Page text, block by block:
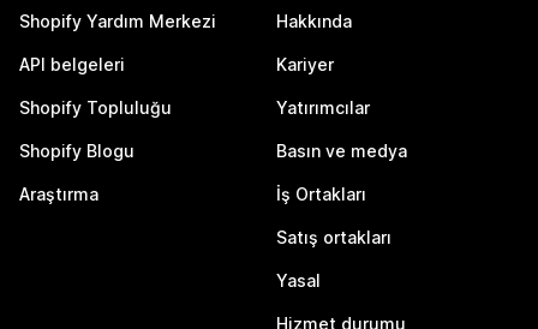
Shopify Yardım Merkezi
API belgeleri
Shopify Topluluğu
Shopify Blogu
Araştırma
Hakkında
Kariyer
Yatırımcılar
Basın ve medya
İş Ortakları
Satış ortakları
Yasal
Hizmet durumu